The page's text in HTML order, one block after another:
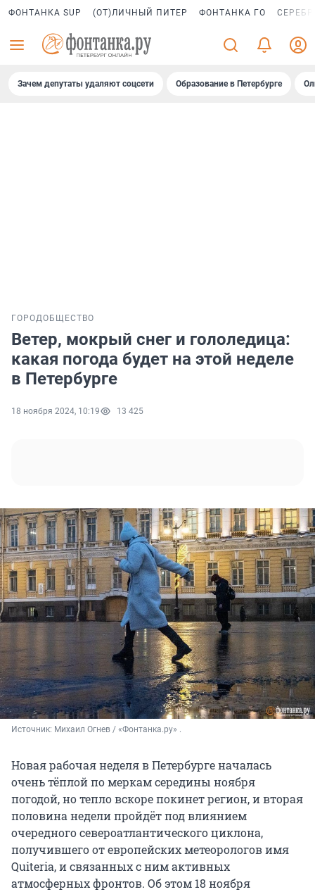
ФОНТАНКА SUP (ОТ)ЛИЧНЫЙ ПИТЕР ФОНТАНКА ГО
Зачем депутаты удаляют соцсети Образование в Петербурге
ГОРОДОБЩЕСТВО
Ветер, мокрый снег и гололедица:
какая погода будет на этой неделе
в Петербурге
18 ноября 2024, 10:19 13 425
Источник: Михаил Огнев / «Фонтанка.ру» .
Новая рабочая неделя в Петербурге началась
очень тёплой по меркам середины ноября
погодой, но тепло вскоре покинет регион, и вторая
половина недели пройдёт под влиянием
очередного североатлантического циклона,
получившего от европейских метеорологов имя
Quiteria, и связанных с ним активных
атмосферных фронтов. Об этом 18 ноября